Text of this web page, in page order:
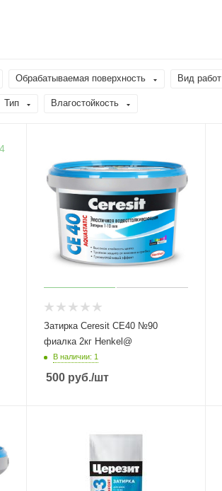
Обрабатываемая поверхность Вид работ
Тип Влагостойкость
Затирка Ceresit СЕ40 №90
фиалка 2кг Henkel@
В наличии: 1
500 руб./шт